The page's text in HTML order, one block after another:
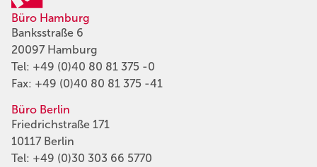
Büro Hamburg
Banksstraße 6
20097 Hamburg
Tel: +49 (0)40 80 81 375 -0
Fax: +49 (0)40 80 81 375 -41
Büro Berlin
Friedrichstraße 171
10117 Berlin
Tel: +49 (0)30 303 66 5770